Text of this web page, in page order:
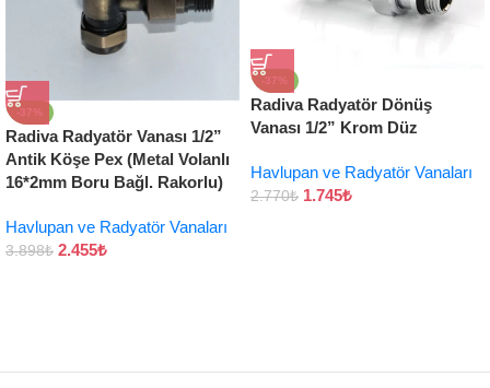
-37%
Radiva Radyatör Vanası 1/2”
Antik Köşe Pex (Metal Volanlı
16*2mm Boru Bağl. Rakorlu)
Havlupan ve Radyatör Vanaları
3.898₺ 2.455₺
-37%
Radiva Radyatör Dönüş
Vanası 1/2” Krom Düz
Havlupan ve Radyatör Vanaları
2.770₺ 1.745₺